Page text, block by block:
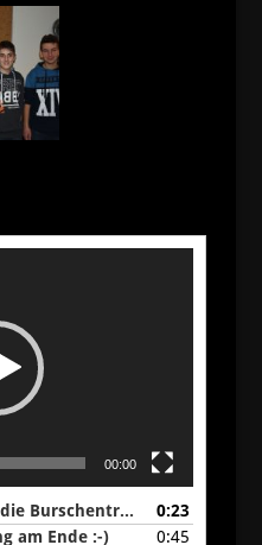
00:00
0:23
am Ende :-) 0:45